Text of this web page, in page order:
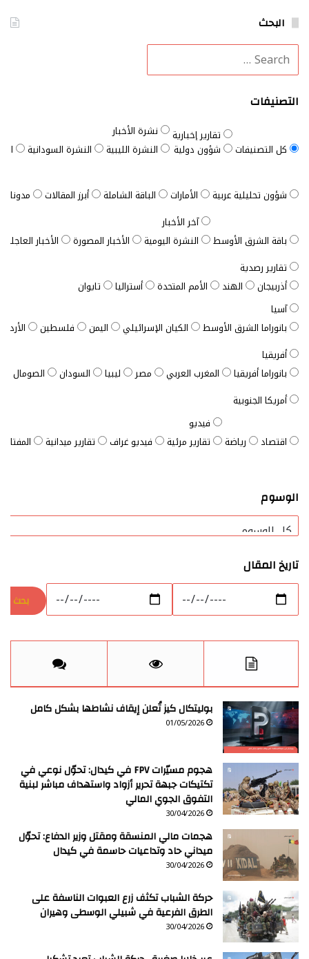
البحث
التصنيفات
كل التصنيفات
تقارير إخبارية
شؤون دولية
نشرة الأخبار
النشرة الليبية
النشرة السودانية
شؤون تحليلية عربية الأمارات الباقة الشاملة أبرز المقالات مدونات
باقة الشرق الأوسط
آخر الأخبار
النشرة اليومية
الأخبار المصورة
الأخبار العاجلة
تقارير رصدية
أذربيجان
الهند الأمم المتحدة أستراليا
تايوان
آسيا
بانوراما الشرق الأوسط
الكيان الإسرائيلي اليمن فلسطين
الأردن
أفريقيا
بانوراما أفريقيا
المغرب العربي مصر ليبيا السودان الصومال
أمريكا الجنوبية
اقتصاد رياضة
فيديو
تقارير مرئية
فيديو غراف تقارير ميدانية
الوسوم
تاريخ المقال
بوليتكال كيز تُعلن إيقاف نشاطها بشكل كامل
01/05/2026
هجوم مسيّرات FPV في كيدال: تحوّل نوعي في
تكتيكات جبهة تحرير أزواد واستهداف مباشر لبنية
التفوق الجوي المالي
30/04/2026
هجمات مالي المنسقة ومقتل وزير الدفاع: تحوّل
ميداني حاد وتداعيات حاسمة في كيدال
30/04/2026
حركة الشباب تكثف زرع العبوات الناسفة على
الطرق الفرعية في شبيلي الوسطى وهيران
30/04/2026